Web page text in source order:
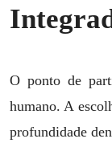
O ponto de
humano. A
profundidade